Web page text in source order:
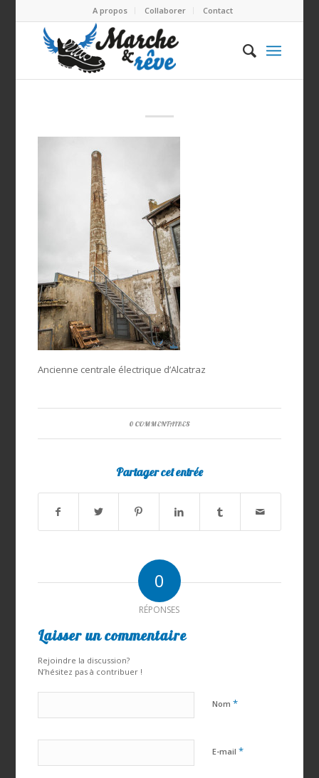
A propos Collaborer Contact
Ancienne centrale électrique d’Alcatraz
0 COMMENTAIRES
Partager cet entrée
0
RÉPONSES
Laisser un commentaire
Rejoindre la discussion?
N’hésitez pas à contribuer !
Nom *
E-mail *